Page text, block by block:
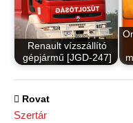
Renault vízszállító
gépjármű [JGD-247]
Rovat
Szertár